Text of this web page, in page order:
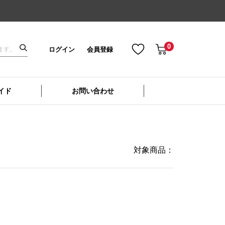
ログイン 会員登録 0
ド お問い合わせ
対象商品：